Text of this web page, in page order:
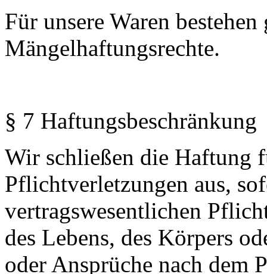
Für unsere Waren bestehen
Mängelhaftungsrechte.
§ 7 Haftungsbeschränkung
Wir schließen die Haftung
Pflichtverletzungen aus,
vertragswesentlichen
des Lebens, des Körpers
oder Ansprüche nach dem